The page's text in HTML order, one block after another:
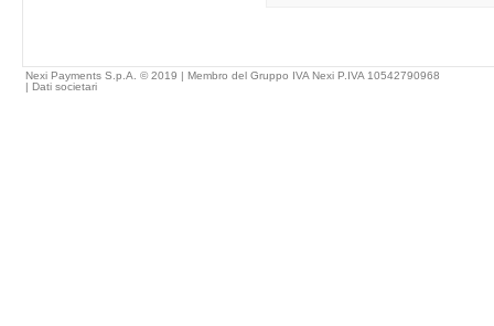
Nexi Payments S.p.A. © 2019 | Membro del Gruppo IVA Nexi P.IVA 10542790968
| Dati societari